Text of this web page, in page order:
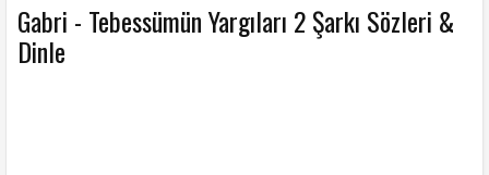
G Gabri Şarkı Sözleri Şarkı Sözleri Tebessümün Yargıları 2 Şarkı Sözleri
Gabri - Tebessümün Yargıları 2 Şarkı Sözleri &
Dinle